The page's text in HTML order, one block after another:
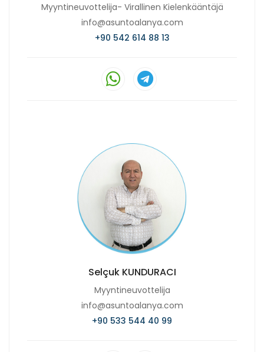
Myyntineuvottelija- Virallinen Kielenkääntäjä
info@asuntoalanya.com
+90 542 614 88 13
Selçuk KUNDURACI
Myyntineuvottelija
info@asuntoalanya.com
+90 533 544 40 99